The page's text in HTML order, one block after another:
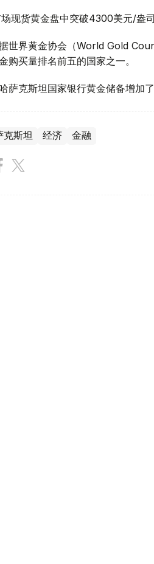
现货黄金盘中突破4300美元/盎
据世界黄金协会（World Gold
购买量排名前五的国家之一。
萨克斯坦国家银行黄金储备增加了
克斯坦 经济 金融